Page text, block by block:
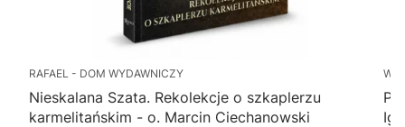
RAFAEL - DOM WYDAWNICZY
Nieskalana Szata. Rekolekcje o szkaplerzu
karmelitańskim - o. Marcin Ciechanowski